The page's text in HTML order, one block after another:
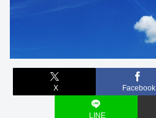
X Facebook
LINE